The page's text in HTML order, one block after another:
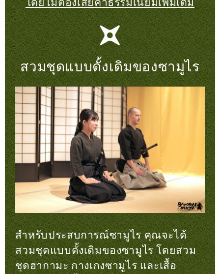
โดยไม่ต้องเสียค่าธรรมเนียมเพิ่มเติม
สวมชุดแบบดั้งเดิมของซามูไร
สำหรับประสบการณ์ซามูไร คุณจะได้
สวมชุดแบบดั้งเดิมของซามูไร โดยสวม
ชุดฮากามะ กางเกงซามูไร และเสื้อ